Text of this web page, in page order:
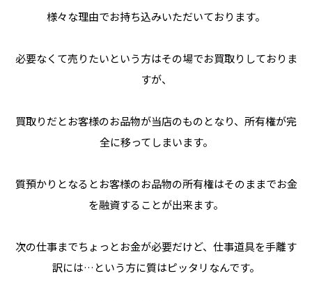
様々な理由でお持ち込みいただいております。
必要なくて売りたいという方はその場でお買取りしておりま
すが、
買取りだとお客様のお品物が当店のものとなり、所有権が完
全に移ってしまいます。
質預かりとなるとお客様のお品物の所有権はそのままでお金
を融資することが出来ます。
次の仕事までちょっとお金が必要だけど、仕事道具を手離す
訳には…という方に質はピッタリなんです。